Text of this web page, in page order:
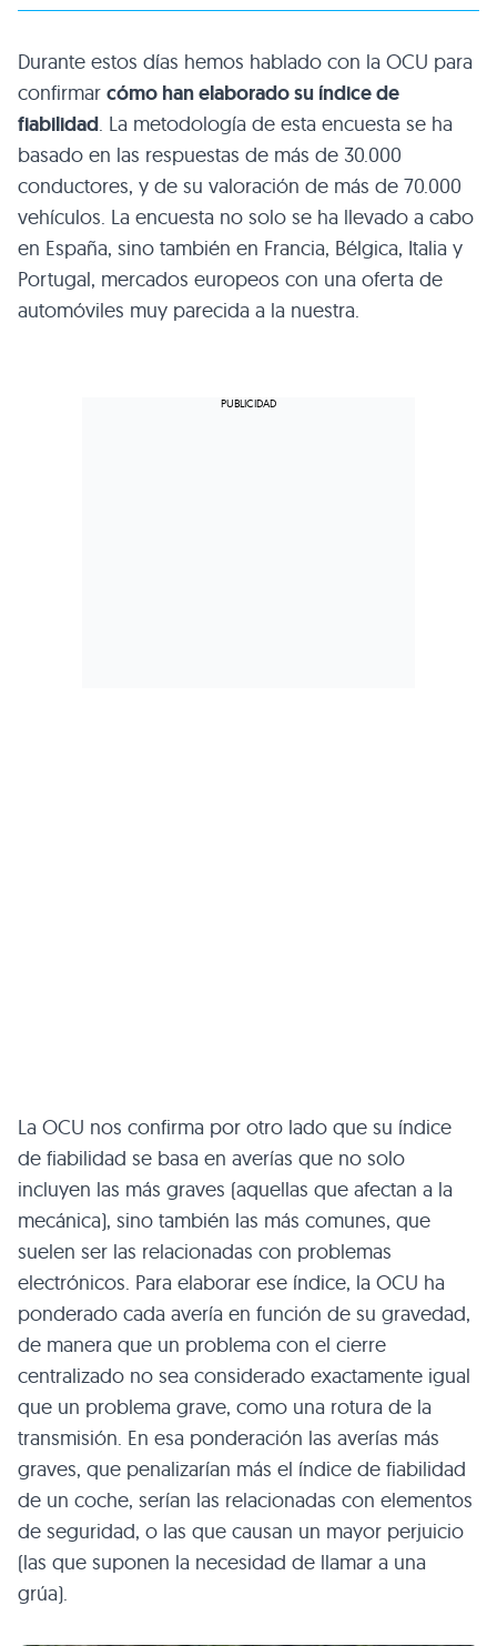
Durante estos días hemos hablado con la OCU para
confirmar cómo han elaborado su índice de
fiabilidad. La metodología de esta encuesta se ha
basado en las respuestas de más de 30.000
conductores, y de su valoración de más de 70.000
vehículos. La encuesta no solo se ha llevado a cabo
en España, sino también en Francia, Bélgica, Italia y
Portugal, mercados europeos con una oferta de
automóviles muy parecida a la nuestra.
La OCU nos confirma por otro lado que su índice
de fiabilidad se basa en averías que no solo
incluyen las más graves (aquellas que afectan a la
mecánica), sino también las más comunes, que
suelen ser las relacionadas con problemas
electrónicos. Para elaborar ese índice, la OCU ha
ponderado cada avería en función de su gravedad,
de manera que un problema con el cierre
centralizado no sea considerado exactamente igual
que un problema grave, como una rotura de la
transmisión. En esa ponderación las averías más
graves, que penalizarían más el índice de fiabilidad
de un coche, serían las relacionadas con elementos
de seguridad, o las que causan un mayor perjuicio
(las que suponen la necesidad de llamar a una
grúa).